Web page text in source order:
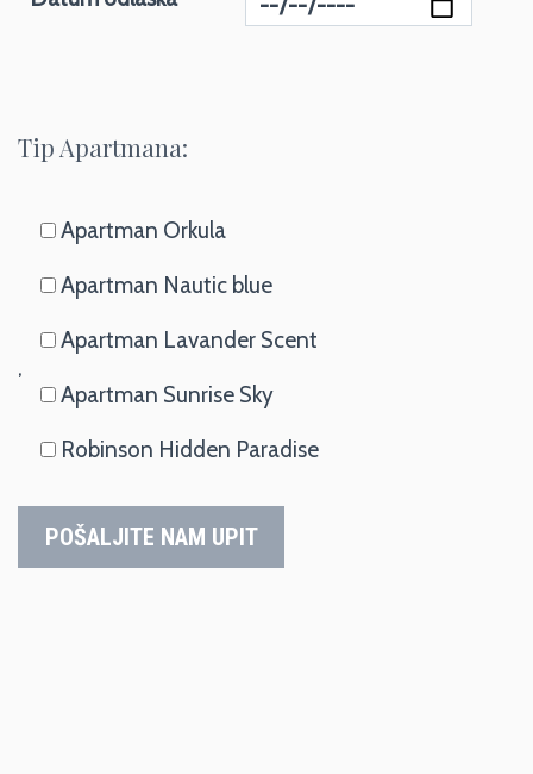
Tip Apartmana:
Apartman Orkula
Apartman Nautic blue
Apartman Lavander Scent
,
Apartman Sunrise Sky
Robinson Hidden Paradise